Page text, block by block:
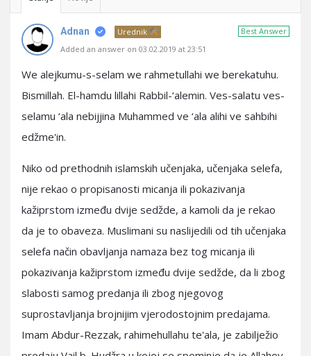
Best Answer
Adnan
Urednik
Added an answer on 03.02.2019 at 23:51
We alejkumu-s-selam we rahmetullahi we berekatuhu.
Bismillah. El-hamdu lillahi Rabbil-‘alemin. Ves-salatu ves-
selamu ‘ala nebijjina Muhammed ve ‘ala alihi ve sahbihi
edžme'in.
Niko od prethodnih islamskih učenjaka, učenjaka selefa,
nije rekao o propisanosti micanja ili pokazivanja
kažiprstom između dvije sedžde, a kamoli da je rekao
da je to obaveza. Muslimani su naslijedili od tih učenjaka
selefa način obavljanja namaza bez tog micanja ili
pokazivanja kažiprstom između dvije sedžde, da li zbog
slabosti samog predanja ili zbog njegovog
suprostavljanja brojnijim vjerodostojnim predajama.
Imam Abdur-Rezzak, rahimehullahu te'ala, je zabilježio